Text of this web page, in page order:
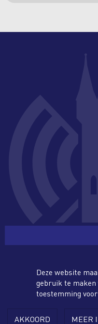
Deze website
gebruik te maken
toestemming
AKKOORD MEER
facebook
twitter